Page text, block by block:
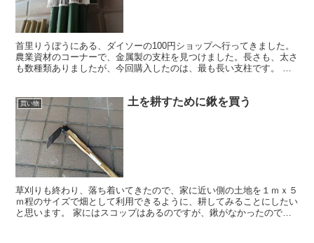
首里りうぼうにある、ダイソーの100円ショップへ行ってきました。
農業資材のコーナーで、金属製の支柱を見つけました。長さも、太さ
も数種類ありましたが、今回購入したのは、最も長い支柱です。 直
買い物 土を耕すために鍬を買う
草刈りも終わり、落ち着いてきたので、家に近い側の土地を１ｍｘ５
ｍ程のサイズで畑として利用できるように、耕してみることにしたい
と思います。 家にはスコップはあるのですが、鍬がなかったので、